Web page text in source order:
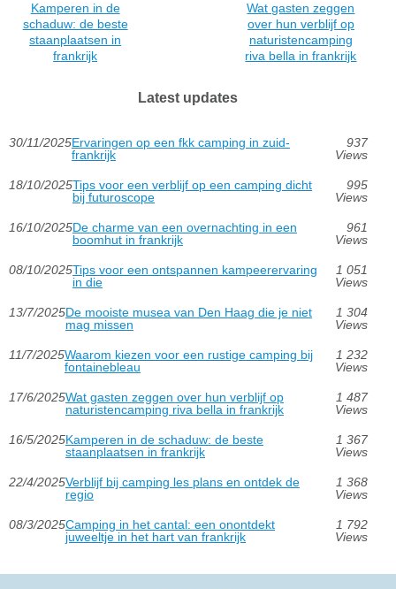
Kamperen in de
schaduw: de beste
staanplaatsen in
frankrijk
Wat gasten zeggen
over hun verblijf op
naturistencamping
riva bella in frankrijk
Latest updates
30/11/2025Ervaringen op een fkk camping in zuid-
frankrijk
937
Views
18/10/2025Tips voor een verblijf op een camping dicht
bij futuroscope
995
Views
16/10/2025De charme van een overnachting in een
boomhut in frankrijk
961
Views
08/10/2025Tips voor een ontspannen kampeerervaring
in die
1 051
Views
13/7/2025De mooiste musea van Den Haag die je niet
mag missen
1 304
Views
11/7/2025Waarom kiezen voor een rustige camping bij
fontainebleau
1 232
Views
17/6/2025Wat gasten zeggen over hun verblijf op
naturistencamping riva bella in frankrijk
1 487
Views
16/5/2025Kamperen in de schaduw: de beste
staanplaatsen in frankrijk
1 367
Views
22/4/2025Verblijf bij camping les plans en ontdek de
regio
1 368
Views
08/3/2025Camping in het cantal: een onontdekt
juweeltje in het hart van frankrijk
1 792
Views